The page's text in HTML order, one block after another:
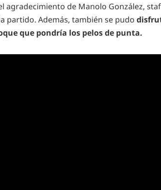
agradecimiento de Manolo González,
partido. Además, también se pudo
que pondría los pelos de punta.